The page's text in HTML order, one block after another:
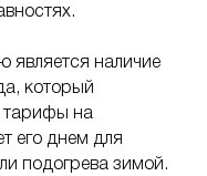
является наличие
который
тарифы на
его днем для
подогрева зимой.